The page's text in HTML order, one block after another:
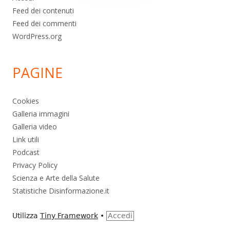
Feed dei contenuti
Feed dei commenti
WordPress.org
PAGINE
Cookies
Galleria immagini
Galleria video
Link utili
Podcast
Privacy Policy
Scienza e Arte della Salute
Statistiche Disinformazione.it
Utilizza Tiny Framework • Accedi